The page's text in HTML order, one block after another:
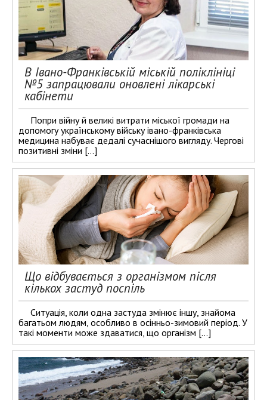
В Івано-Франківській міській поліклініці
№5 запрацювали оновлені лікарські
кабінети
Попри війну й великі витрати міської громади на
допомогу українському війську івано-франківська
медицина набуває дедалі сучаснішого вигляду. Чергові
позитивні зміни […]
Що відбувається з організмом після
кількох застуд поспіль
Ситуація, коли одна застуда змінює іншу, знайома
багатьом людям, особливо в осінньо-зимовий період. У
такі моменти може здаватися, що організм […]